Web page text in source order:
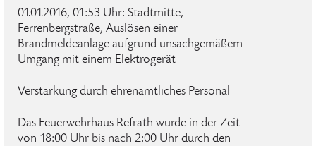
01.01.2016, 01:53 Uhr: Stadtmitte,
Ferrenbergstraße, Auslösen einer
Brandmeldeanlage aufgrund unsachgemäßem
Umgang mit einem Elektrogerät
Verstärkung durch ehrenamtliches Personal
Das Feuerwehrhaus Refrath wurde in der Zeit
von 18:00 Uhr bis nach 2:00 Uhr durch den